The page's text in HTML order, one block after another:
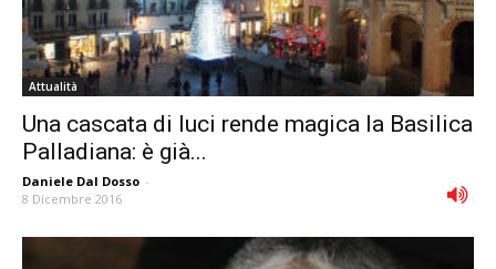
Attualità
Una cascata di luci rende magica la Basilica
Palladiana: è già...
Daniele Dal Dosso -
8 Dicembre 2016